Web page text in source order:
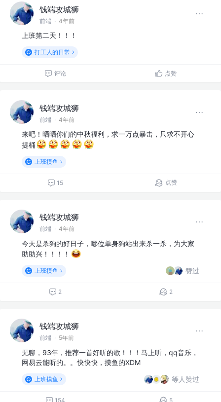
钱端攻城狮
前端 · 4年前
上班第二天！！！
打工人的日常
评论 点赞
钱端攻城狮
前端 · 4年前
来吧！晒晒你们的中秋福利，求一万点暴击，只求不开心
提桶
上班摸鱼
15 点赞
钱端攻城狮
前端 · 4年前
今天是杀狗的好日子，哪位单身狗站出来杀一杀，为大家
助助兴！！！！
上班摸鱼 赞过
2 2
钱端攻城狮
前端 · 5年前
无聊，93年，推荐一首好听的歌！！！马上听，qq音乐，
网易云能听的。。快快快，摸鱼的XDM
上班摸鱼 等人赞过
154 5